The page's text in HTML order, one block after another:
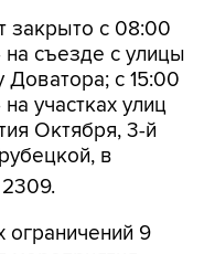
с 15:00
участках улиц
Октября, 3-й
в
9